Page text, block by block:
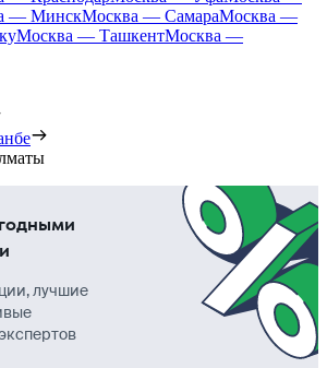
— МинскМосква — СамараМосква —
Москва — ТашкентМосква —
лучшие